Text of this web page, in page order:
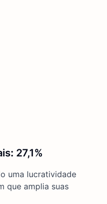
: 27,1%
uma lucratividade
que amplia suas